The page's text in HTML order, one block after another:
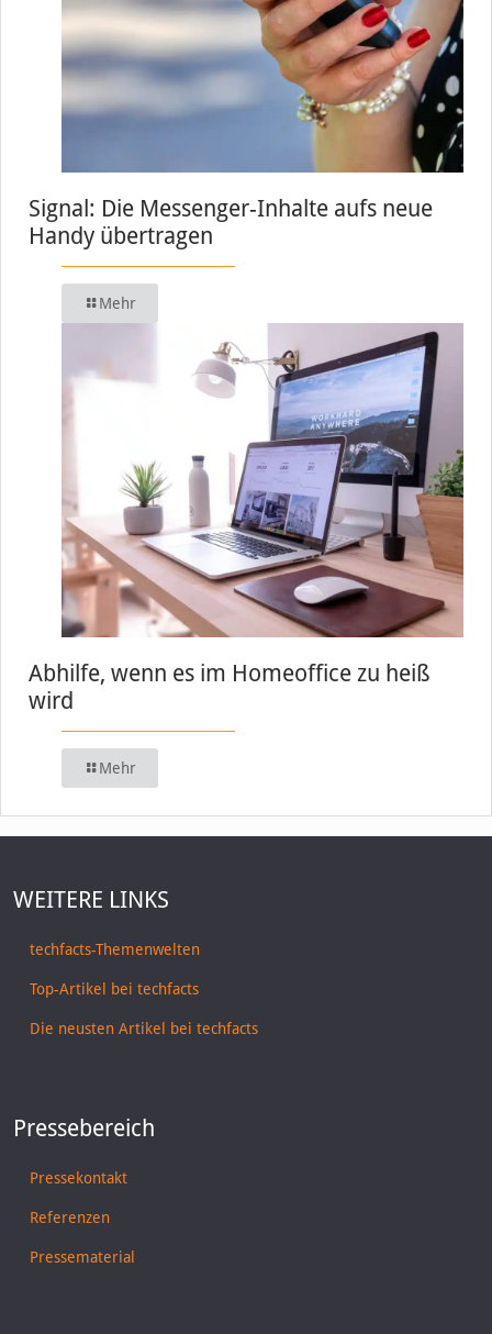
Signal: Die Messenger-Inhalte aufs neue
Handy übertragen
Mehr
Abhilfe, wenn es im Homeoffice zu heiß
wird
Mehr
WEITERE LINKS
techfacts-Themenwelten
Top-Artikel bei techfacts
Die neusten Artikel bei techfacts
Pressebereich
Pressekontakt
Referenzen
Pressematerial